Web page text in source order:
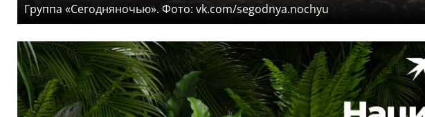
Группа «Сегодняночью». Фото: vk.com/segodnya.nochyu